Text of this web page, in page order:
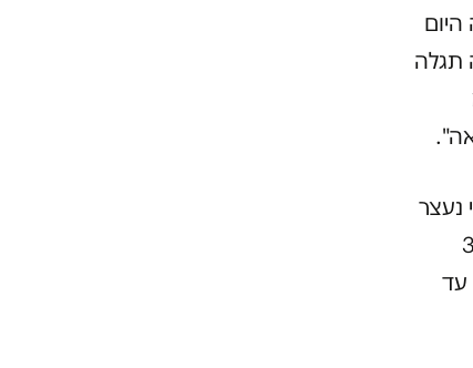
תגלה
נעצר
45,215 מעצרים עד